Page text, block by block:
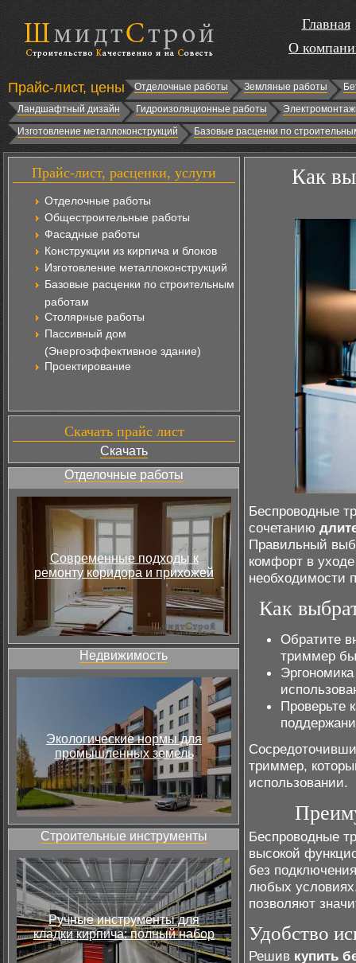
Главная
О
Прайс-лист, цены Отделочные работы Земляные работы
Ландшафтный дизайн
Гидроизоляционные работы
Изготовление металлоконструкций
Базовые расценки по
Прайс-лист, расценки, услуги
Отделочные работы
Общестроительные работы
Фасадные работы
Конструкции из кирпича и блоков
Изготовление металлоконструкций
Базовые расценки по строительным
работам
Столярные работы
Пассивный дом
(Энергоэффективное здание)
Проектирование
Скачать прайс лист
Скачать
Отделочные работы
Современные подходы к
ремонту коридора и прихожей
Недвижимость
Экологические нормы для
промышленных земель
Строительные инструменты
Ручные инструменты для
кладки кирпича: полный набор
Как
Беспроводные
сочетанию
Правильный
комфорт в
необходимости
Как
Обратите
триммер
Проверьте
триммер,
использовании.
Беспроводные
высокой
без
любых
позволяют
Удобство
Решив купить